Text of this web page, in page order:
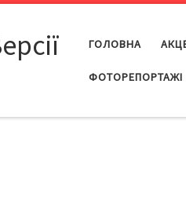
ГОЛОВНА
ФОТОРЕПОРТАЖІ